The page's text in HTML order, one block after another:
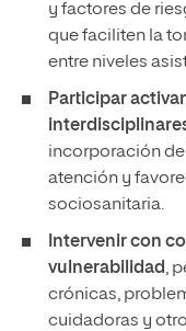
y factores de
que faciliten la
entre niveles
Participar
incorporación
atención y
sociosanitaria.
Intervenir con
vulnerabilidad,
crónicas,
cuidadoras y